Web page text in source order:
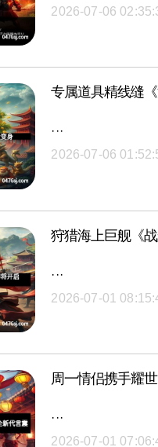
2026-07-06
专属道具精线缝
···
2026-07-06
狩猎海上巨舰《
···
2026-07-01
周一情侣携手耀
···
2026-07-01